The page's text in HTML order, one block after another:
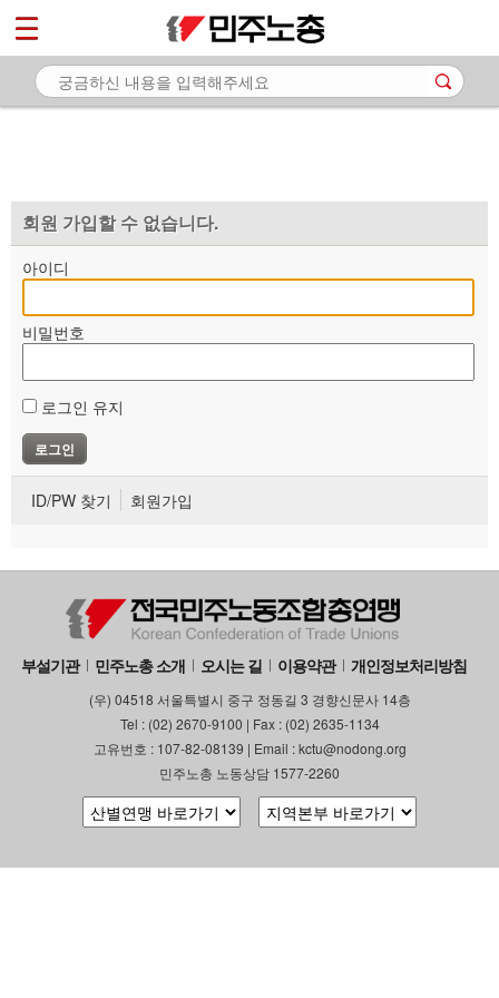
회원 가입할 수 없습니다.
아이디
비밀번호
로그인 유지
ID/PW 찾기 회원가입
부설기관 민주노총 소개 오시는 길 이용약관 개인정보처리방침
(우) 04518 서울특별시 중구 정동길 3 경향신문사 14층
Tel : (02) 2670-9100 | Fax : (02) 2635-1134
고유번호 : 107-82-08139 | Email : kctu@nodong.org
민주노총 노동상담 1577-2260
마이페이지
소개
자료
부설기관